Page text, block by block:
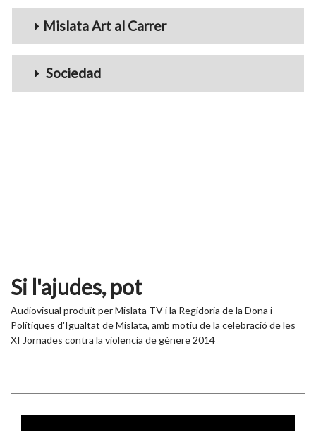
Mislata Art al Carrer
Sociedad
Si l'ajudes, pot
Audiovisual produït per Mislata TV i la Regidoria de la Dona i
Polítiques d'Igualtat de Mislata, amb motiu de la celebració de les
XI Jornades contra la violencia de gènere 2014